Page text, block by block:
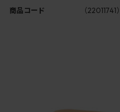
商品コード （22011741）